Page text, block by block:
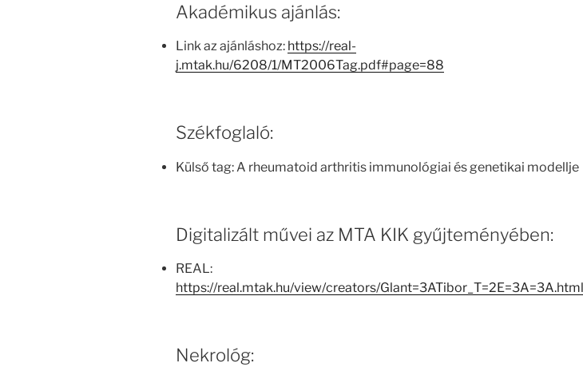
Akadémikus ajánlás:
Link az ajánláshoz: https://real-
j.mtak.hu/6208/1/MT2006Tag.pdf#page=88
Székfoglaló:
Külső tag: A rheumatoid arthritis immunológiai és genetikai modellje
Digitalizált művei az MTA KIK gyűjteményében:
REAL:
https://real.mtak.hu/view/creators/Glant=3ATibor_T=2E=3A=3A.html
Nekrológ: